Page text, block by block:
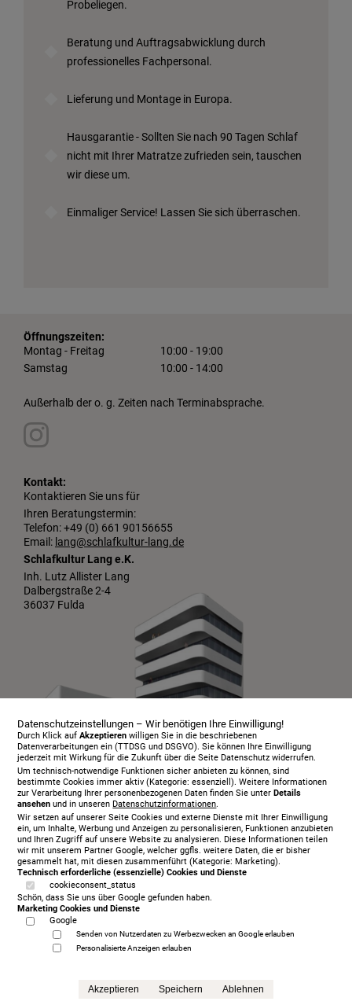
Probeliegen.
Beratung und Auftragsabwicklung durch
professionelles Fachpersonal.
Lieferung und Montage in Europa.
Hausgarantie - Sollten Sie nach 90 Tagen Schlaf
nicht mit Ihrer Matratze zufrieden sein, tauschen
wir diese um.
Einmaliger Service! Lassen Sie sich überraschen.
Öffnungszeiten:
Montag - Freitag
10:00 - 19:00
Samstag
10:00 - 14:00
Außerhalb der o. g. Zeiten nach Terminabsprache.
Kontakt:
Kontaktieren Sie uns für
Ihren Beratungstermin:
Telefon: +49 (0) 661 90156655
Email: lang@schlafkultur-lang.de
Schlafkultur Lang e.K.
Inh. Lutz Allister Lang
Dalbergstraße 2-4
36037 Fulda
Infopaket
Über uns
Serviceangebot
Öffnungszeiten
Beratungstermin
Probeschlafen
Kontakt
Datenschutzeinstellungen – Wir benötigen Ihre Einwilligung!
Durch Klick aufAkzeptieren willigen Sie in die beschriebenen
Datenverarbeitungen ein (TTDSG und DSGVO). Sie können Ihre Einwilligung
jederzeit mit Wirkung für die Zukunft über die Seite Datenschutz widerrufen.
Um technisch-notwendige Funktionen sicher anbieten zu können, sind
bestimmte Cookies immer aktiv (Kategorie: essenziell). Weitere Informationen
zur Verarbeitung Ihrer personenbezogenen Daten finden Sie unterDetails
ansehen und in unserenDatenschutzinformationen.
Wir setzen auf unserer Seite Cookies und externe Dienste mit Ihrer Einwilligung
ein, um Inhalte, Werbung und Anzeigen zu personalisieren, Funktionen anzubieten
und Ihren Zugriff auf unsere Website zu analysieren. Diese Informationen teilen
wir mit unserem Partner Google, welcher ggfls. weitere Daten, die er bisher
gesammelt hat, mit diesen zusammenführt (Kategorie: Marketing).
Technisch erforderliche (essenzielle) Cookies und Dienste
cookieconsent_status
Schön, dass Sie uns über Google gefunden haben.
Marketing Cookies und Dienste
Google
Senden von Nutzerdaten zu Werbezwecken an Google erlauben
Personalisierte Anzeigen erlauben
Akzeptieren Speichern Ablehnen